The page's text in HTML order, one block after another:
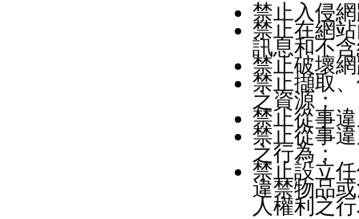
禁止入侵
禁止在網
訊息和不
禁止破壞
禁止擷取
之資源；
禁止從事
禁止從事
之行為；
禁止設立
違禁物品
人權利之